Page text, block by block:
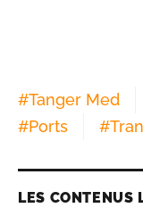
#Tanger Med
#Ports #
LES CONTENUS